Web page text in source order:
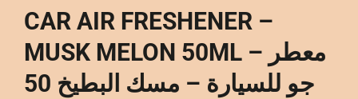
CAR AIR FRESHENER –
MUSK MELON 50ML – معطر
جو للسيارة – مسك البطيخ 50